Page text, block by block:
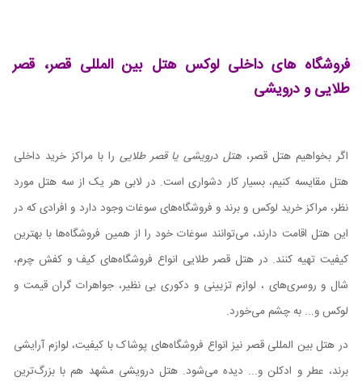
فروشگاه های داخلی لوکس هتل بین المللی قصر، قصر
طلایی و درویشی
اگر بخواهیم هتل قصر، هتل درویشی یا قصر طلایی را با مراکز خرید داخلی
هتل مقایسه کنیم، بسیار کار دشواری است. در لابی هر یک از سه هتل مورد
نظر، مراکز خرید لوکس و برند و فروشگاه‌های سوغات وجود دارد و افرادی که در
این هتل اقامت دارند، می‌توانند سوغات خود را از همین فروشگاه‌ها با بهترین
کیفیت تهیه کنند. در هتل قصر طلایی انواع فروشگاه‌های کیف و کفش چرم،
شال و روسری‌های ، لوازم تزیینی و دکوری بی نظیر، جواهرات گران قیمت و
لوکس و... به چشم می‌خورد.
در هتل بین المللی قصر نیز انواع فروشگاه‌های پوشاک با کیفیت، لوازم آرایشی
برند، عطر و ادکلن و... دیده می‌شود. هتل درویشی مشهد هم با بزرگ‌ترین